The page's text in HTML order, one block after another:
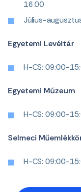
16:00
Július-
Egyetemi Levéltár
H-CS: 09:00-
Egyetemi Múzeum
H-CS: 09:00-
Selmeci
H-CS: 09:00-